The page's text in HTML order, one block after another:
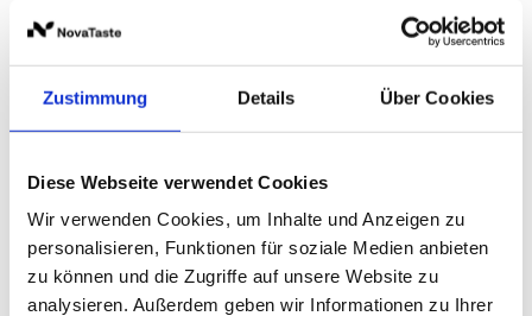
Zustimmung Details Über Cookies
Diese Webseite verwendet Cookies
Wir verwenden Cookies, um Inhalte und Anzeigen zu
personalisieren, Funktionen für soziale Medien anbieten
zu können und die Zugriffe auf unsere Website zu
analysieren. Außerdem geben wir Informationen zu Ihrer
40
ml WIBERG Natives Oliven-Öl Extra Andalusien
1 Msp. WIBERG Ursalz pur fein
Chutney Orange-Mango
100 ml Kalbfond
500 g Orangenfilets
300 g WIBERG Chutney Orange-Mango
WIBERG Curry Delhi Style